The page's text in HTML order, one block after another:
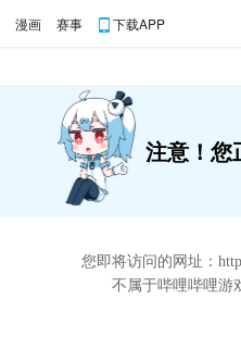
漫画 赛事 下载APP
注意！您
您即将访问的网址：
不属于哔哩哔哩游